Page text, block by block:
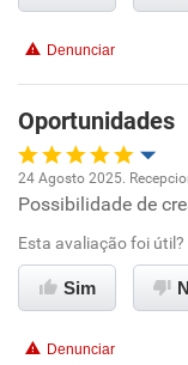
Benefícios
Recomenda
Denunciar
Oportunidades
Oportunidade de
Ambiente de
24 Agosto 2025.
Possibilidade de
Esta avaliação foi útil?
Sim
Denunciar